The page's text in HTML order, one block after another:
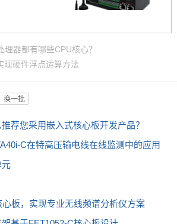
护，测试
持双屏显
、边缘计
、广告
8路RS48
4G、Wi
智能网关,
网通4G模
。网
供超级电
离保护，E
用于电力
养殖环境
理器都有哪些CPU核心？
现硬件浮点运算方法
换一批
荐您采用嵌入式核心板开发产品？
C在特高压输电线在线监测中的应用
元
板，实现专业无线频谱分析仪方案